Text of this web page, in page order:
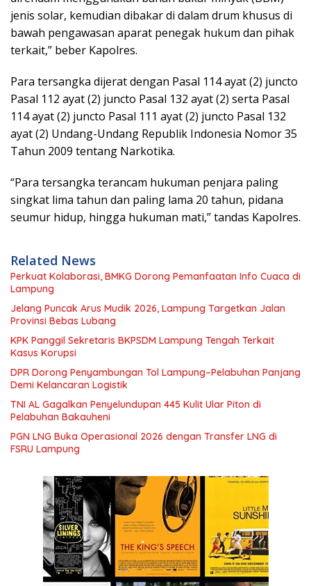
jenis solar, kemudian dibakar di dalam drum khusus di
bawah pengawasan aparat penegak hukum dan pihak
terkait,” beber Kapolres.
Para tersangka dijerat dengan Pasal 114 ayat (2) juncto
Pasal 112 ayat (2) juncto Pasal 132 ayat (2) serta Pasal
114 ayat (2) juncto Pasal 111 ayat (2) juncto Pasal 132
ayat (2) Undang-Undang Republik Indonesia Nomor 35
Tahun 2009 tentang Narkotika.
“Para tersangka terancam hukuman penjara paling
singkat lima tahun dan paling lama 20 tahun, pidana
seumur hidup, hingga hukuman mati,” tandas Kapolres.
Related News
Perkuat Kolaborasi, BMKG Dorong Pemanfaatan Info Cuaca di
Lampung
Jelang Puncak Arus Mudik 2026, Lampung Targetkan Jalan
Provinsi Bebas Lubang
KPK Panggil Sekretaris BKPSDM Lampung Tengah Terkait
Kasus Korupsi
DPR Dorong Penyambungan Tol Lampung–Pelabuhan Panjang
Demi Kelancaran Logistik
TNI AL Gagalkan Penyelundupan 445 Kulit Ular Piton di
Pelabuhan Bakauheni
PGN LNG Buka Operasional 2026 dengan Transfer LNG di
FSRU Lampung